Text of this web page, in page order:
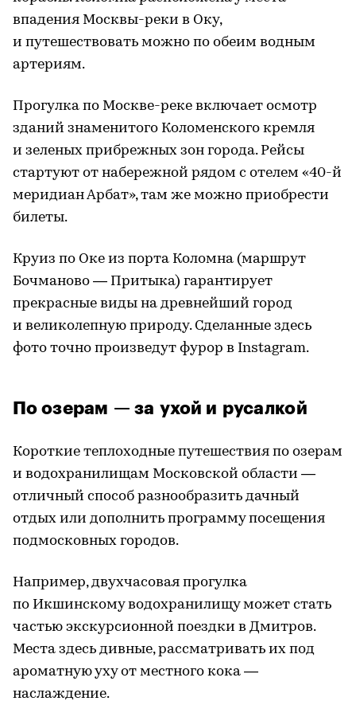
впадения Москвы-реки в Оку,
и путешествовать можно по обеим водным
артериям.
Прогулка по Москве-реке включает осмотр
зданий знаменитого Коломенского кремля
и зеленых прибрежных зон города. Рейсы
стартуют от набережной рядом с отелем «40-й
меридиан Арбат», там же можно приобрести
билеты.
Круиз по Оке из порта Коломна (маршрут
Бочманово — Притыка) гарантирует
прекрасные виды на древнейший город
и великолепную природу. Сделанные здесь
фото точно произведут фурор в Instagram.
По озерам — за ухой и русалкой
Короткие теплоходные путешествия по озерам
и водохранилищам Московской области —
отличный способ разнообразить дачный
отдых или дополнить программу посещения
подмосковных городов.
Например, двухчасовая прогулка
по Икшинскому водохранилищу может стать
частью экскурсионной поездки в Дмитров.
Места здесь дивные, рассматривать их под
ароматную уху от местного кока —
наслаждение.